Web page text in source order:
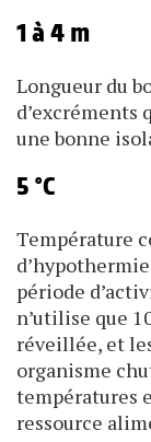
1 à 4 m
Longueur du
d’excréments
une bonne
5 °C
Température
période
n’utilise que
réveillée, et
organisme
températures
ressource